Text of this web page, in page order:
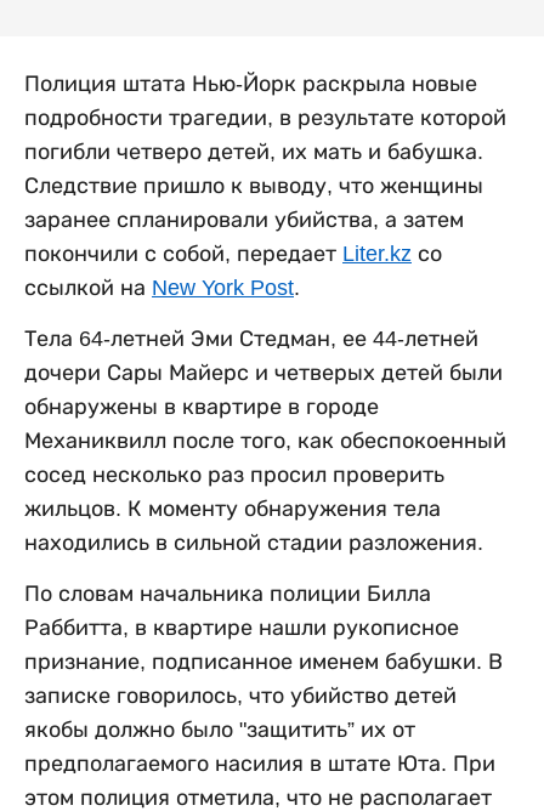
Полиция штата Нью-Йорк раскрыла новые
подробности трагедии, в результате которой
погибли четверо детей, их мать и бабушка.
Следствие пришло к выводу, что женщины
заранее спланировали убийства, а затем
покончили с собой, передает Liter.kz со
ссылкой на New York Post.
Тела 64-летней Эми Стедман, ее 44-летней
дочери Сары Майерс и четверых детей были
обнаружены в квартире в городе
Механиквилл после того, как обеспокоенный
сосед несколько раз просил проверить
жильцов. К моменту обнаружения тела
находились в сильной стадии разложения.
По словам начальника полиции Билла
Раббитта, в квартире нашли рукописное
признание, подписанное именем бабушки. В
записке говорилось, что убийство детей
якобы должно было "защитить” их от
предполагаемого насилия в штате Юта. При
этом полиция отметила, что не располагает